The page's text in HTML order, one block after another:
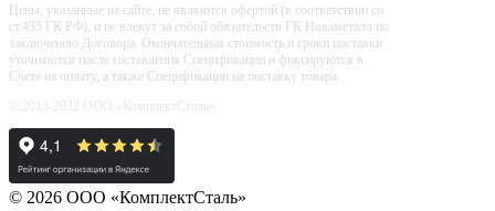
Цены, указанные на сайте, не являются офертой (в соответствии со
ст.435 ГК РФ), и не влекут за собой обязательств ГК Новаметалл по
заключению Договора. Окончательная стоимость и сроки поставки
уточняются после составления Спецификации и фиксируются в
Счете на оплату, а также Спецификации на поставку товара.
© 2013-2022 ООО «КомплектСталь»
© 2026 ООО «КомплектСталь»